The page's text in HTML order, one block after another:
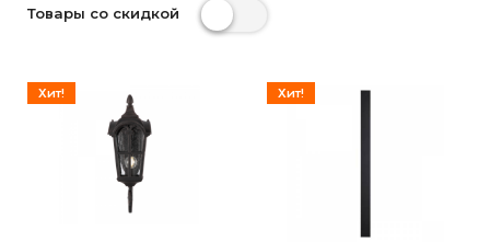
Товары со скидкой
Хит! Хит!